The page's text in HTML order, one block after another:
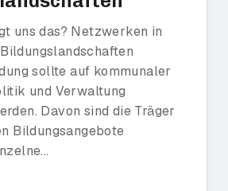
uns das? Netzwerken in
sollte auf kommunaler
und Verwaltung
Davon sind die Träger
Bildungsangebote